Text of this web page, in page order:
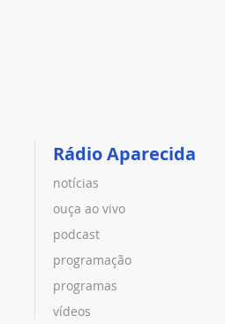
Rádio Aparecida
notícias
ouça ao vivo
podcast
programação
programas
vídeos